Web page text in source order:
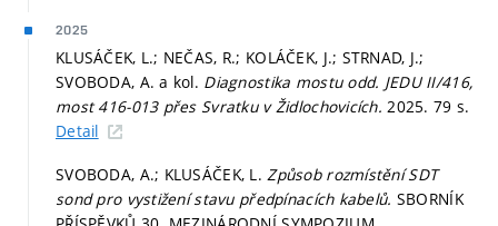
2025
KLUSÁČEK, L.; NEČAS, R.; KOLÁČEK, J.; STRNAD, J.;
SVOBODA, A. a kol. Diagnostika mostu odd. JEDU II/416,
most 416-013 přes Svratku v Židlochovicích. 2025. 79 s.
Detail
SVOBODA, A.; KLUSÁČEK, L.Způsob rozmístění SDT
sond pro vystižení stavu předpínacích kabelů. SBORNÍK